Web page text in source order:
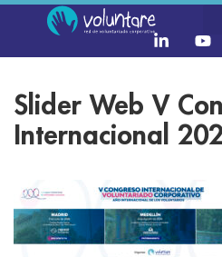
Slider Web V
Internacional